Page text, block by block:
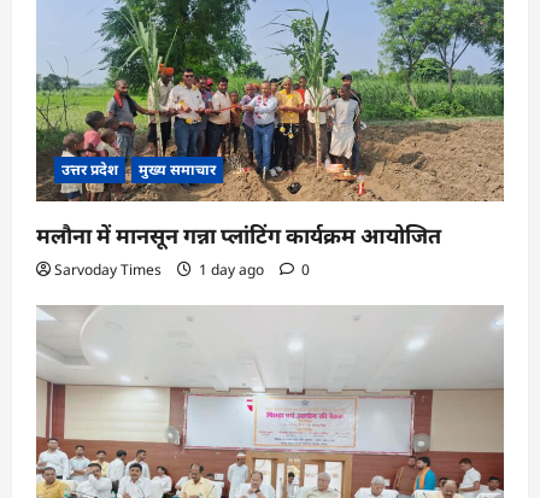
उत्तर प्रदेश मुख्य समाचार
मलौना में मानसून गन्ना प्लांटिंग कार्यक्रम आयोजित
Sarvoday Times 1 day ago 0